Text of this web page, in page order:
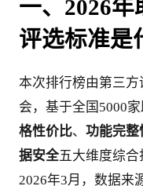
一、2026
评选标准是
本次排行榜由第三
会，基于全国5000
格性价比、 功能完整
据安全五大维度综合
2026年3月，数据来